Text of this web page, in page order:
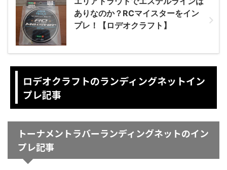
ありなのか？RCマイスターをイン
プレ！【ロデオクラフト】
ロデオクラフトのランディングネットイン
プレ記事
トーナメントラバーランディングネットのイン
プレ記事